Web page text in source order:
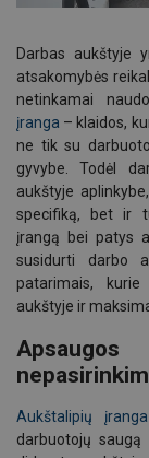
Darbas aukštyje
atsakomybės
netinkamai
įranga – klaidos,
ne tik su
gyvybe. Todėl
aukštyje
specifiką, bet ir
įrangą bei patys
susidurti darbo
patarimais,
aukštyje ir
Aukštalipių įranga
darbuotojų